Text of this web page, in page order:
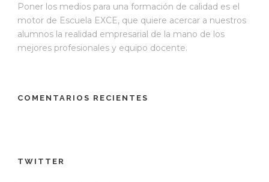
Poner los medios para una formación de calidad es el
motor de Escuela EXCE, que quiere acercar a nuestros
alumnos la realidad empresarial de la mano de los
mejores profesionales y equipo docente.
COMENTARIOS RECIENTES
TWITTER